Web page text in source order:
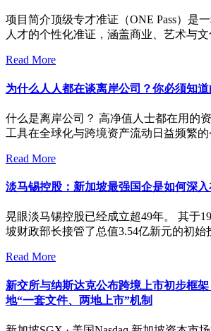
项目简介顶级专才准证（ONE Pass）是
人才的个性化准证，涵盖商业、艺术与
Read More
为什么人人都在谈离岸公司？你必须知
什么是离岸公司？ 高净值人士都在用的
工具在全球化与跨境资产流动日益频繁的
Read More
淡马锡控股：新加坡最强国企是如何深入
晃眼淡马锡控股已经成立超49年。 其于
坡财政部长接管了总值3.54亿新元的初始
Read More
新交所与纳斯达克公布跨境上市初步框架
地“一套文件、两地上市”机制